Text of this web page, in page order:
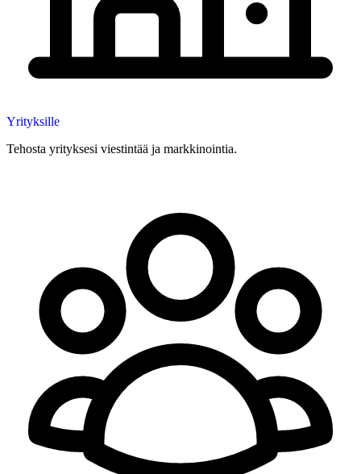
Yrityksille
Tehosta yrityksesi viestintää ja markkinointia.